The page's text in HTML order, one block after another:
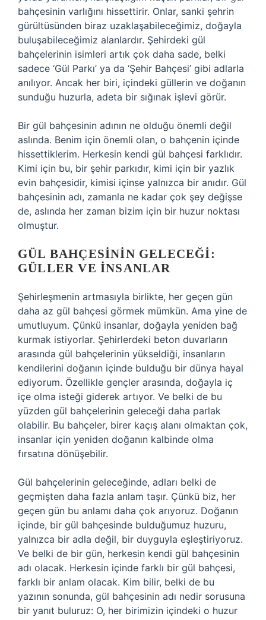
bahçesinin varlığını hissettirir. Onlar, sanki şehrin
gürültüsünden biraz uzaklaşabileceğimiz, doğayla
buluşabileceğimiz alanlardır. Şehirdeki gül
bahçelerinin isimleri artık çok daha sade, belki
sadece ‘Gül Parkı’ ya da ‘Şehir Bahçesi’ gibi adlarla
anılıyor. Ancak her biri, içindeki güllerin ve doğanın
sunduğu huzurla, adeta bir sığınak işlevi görür.
Bir gül bahçesinin adının ne olduğu önemli değil
aslında. Benim için önemli olan, o bahçenin içinde
hissettiklerim. Herkesin kendi gül bahçesi farklıdır.
Kimi için bu, bir şehir parkıdır, kimi için bir yazlık
evin bahçesidir, kimisi içinse yalnızca bir anıdır. Gül
bahçesinin adı, zamanla ne kadar çok şey değişse
de, aslında her zaman bizim için bir huzur noktası
olmuştur.
GÜL BAHÇESININ GELECEĞI:
GÜLLER VE İNSANLAR
Şehirleşmenin artmasıyla birlikte, her geçen gün
daha az gül bahçesi görmek mümkün. Ama yine de
umutluyum. Çünkü insanlar, doğayla yeniden bağ
kurmak istiyorlar. Şehirlerdeki beton duvarların
arasında gül bahçelerinin yükseldiği, insanların
kendilerini doğanın içinde bulduğu bir dünya hayal
ediyorum. Özellikle gençler arasında, doğayla iç
içe olma isteği giderek artıyor. Ve belki de bu
yüzden gül bahçelerinin geleceği daha parlak
olabilir. Bu bahçeler, birer kaçış alanı olmaktan çok,
insanlar için yeniden doğanın kalbinde olma
fırsatına dönüşebilir.
Gül bahçelerinin geleceğinde, adları belki de
geçmişten daha fazla anlam taşır. Çünkü biz, her
geçen gün bu anlamı daha çok arıyoruz. Doğanın
içinde, bir gül bahçesinde bulduğumuz huzuru,
yalnızca bir adla değil, bir duyguyla eşleştiriyoruz.
Ve belki de bir gün, herkesin kendi gül bahçesinin
adı olacak. Herkesin içinde farklı bir gül bahçesi,
farklı bir anlam olacak. Kim bilir, belki de bu
yazının sonunda, gül bahçesinin adı nedir sorusuna
bir yanıt buluruz: O, her birimizin içindeki o huzur